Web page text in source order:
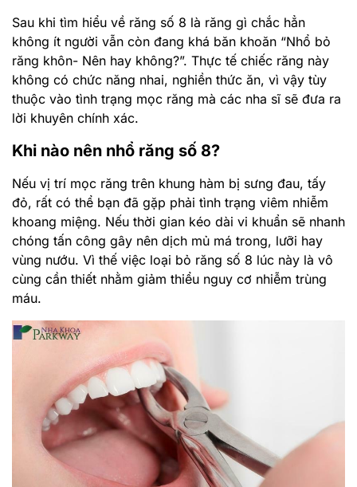
Sau khi tìm hiểu về răng số 8 là răng gì chắc hẳn
không ít người vẫn còn đang khá băn khoăn “Nhổ bỏ
răng khôn- Nên hay không?”. Thực tế chiếc răng này
không có chức năng nhai, nghiền thức ăn, vì vậy tùy
thuộc vào tình trạng mọc răng mà các nha sĩ sẽ đưa ra
lời khuyên chính xác.
Khi nào nên nhổ răng số 8?
Nếu vị trí mọc răng trên khung hàm bị sưng đau, tấy
đỏ, rất có thể bạn đã gặp phải tình trạng viêm nhiễm
khoang miệng. Nếu thời gian kéo dài vi khuẩn sẽ nhanh
chóng tấn công gây nên dịch mủ má trong, lưỡi hay
vùng nướu. Vì thế việc loại bỏ răng số 8 lúc này là vô
cùng cần thiết nhằm giảm thiểu nguy cơ nhiễm trùng
máu.